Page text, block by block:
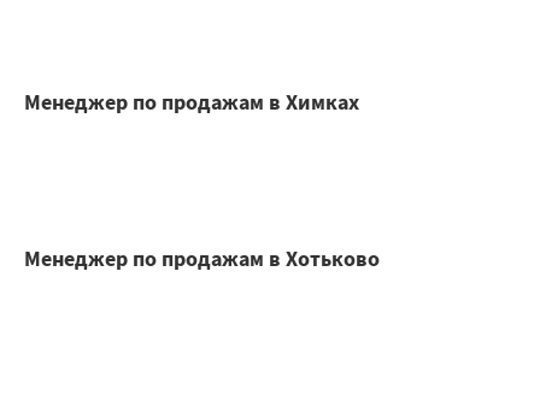
Менеджер по продажам в Химках
Менеджер по продажам в Хотьково